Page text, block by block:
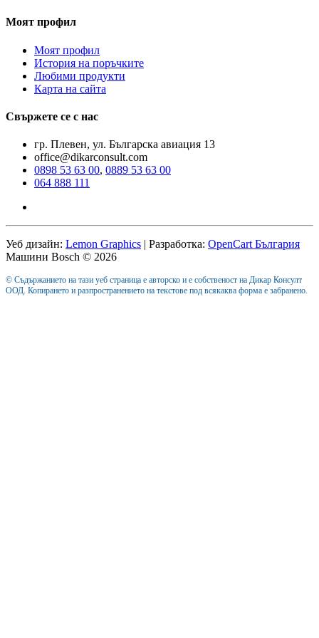
Моят профил
Моят профил
История на поръчките
Любими продукти
Карта на сайта
Свържете се с нас
гр. Плевен, ул. Българска авиация 13
office@dikarconsult.com
0898 53 63 00, 0889 53 63 00
064 888 111
Уеб дизайн: Lemon Graphics | Разработка: OpenCart България
Машини Bosch © 2026
© Съдържанието на тази уеб страница е авторско и е собственост на Дикар Консулт
ООД. Копирането и разпространението на текстове под всякаква форма е забранено.